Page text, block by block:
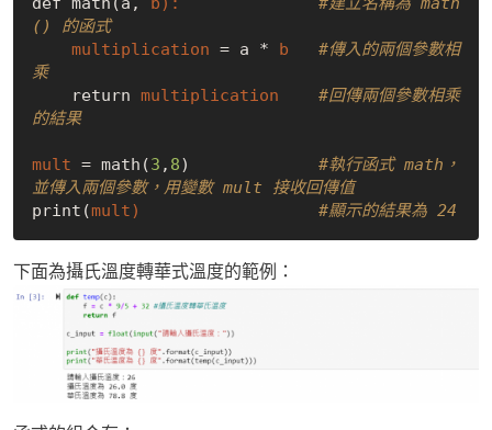
() 的函式
multiplication = a * b
#傳入的兩個參數相
乘
    return
multiplication
#回傳兩個參數相乘
的結果
mult = math(3 , 8) #執行函式 math，
並傳入兩個參數，用變數 mult 接收回傳值
print(mult) #顯示的結果為 24
下面為攝氏溫度轉華式溫度的範例：